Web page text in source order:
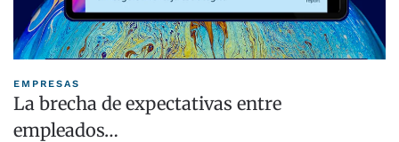
EMPRESAS
La brecha de expectativas entre
empleados…